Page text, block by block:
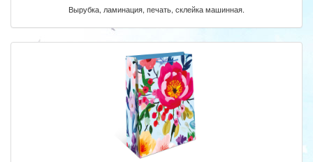
Вырубка, ламинация, печать, склейка машинная.